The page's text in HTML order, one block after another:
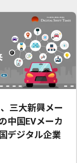
三大新興メー
中国EVメーカ
デジタル企業